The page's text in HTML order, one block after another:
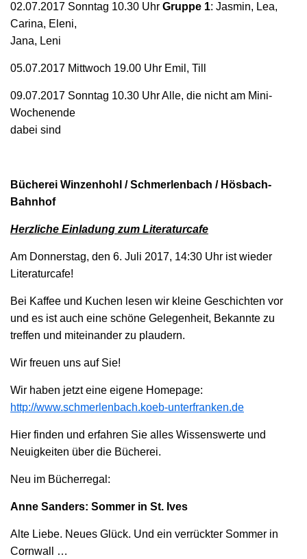
02.07.2017 Sonntag 10.30 Uhr Gruppe 1: Jasmin, Lea,
Carina, Eleni,
Jana, Leni
05.07.2017 Mittwoch 19.00 Uhr Emil, Till
09.07.2017 Sonntag 10.30 Uhr Alle, die nicht am Mini-
Wochenende
dabei sind
Bücherei Winzenhohl / Schmerlenbach / Hösbach-
Bahnhof
Herzliche Einladung zum Literaturcafe
Am Donnerstag, den 6. Juli 2017, 14:30 Uhr ist wieder
Literaturcafe!
Bei Kaffee und Kuchen lesen wir kleine Geschichten vor
und es ist auch eine schöne Gelegenheit, Bekannte zu
treffen und miteinander zu plaudern. ​
Wir freuen uns auf Sie!
Wir haben jetzt eine eigene Homepage:
http://www.schmerlenbach.koeb-unterfranken.de
Hier finden und erfahren Sie alles Wissenswerte und
Neuigkeiten über die Bücherei.
Neu im Bücherregal:
Anne Sanders: Sommer in St. Ives
Alte Liebe. Neues Glück. Und ein verrückter Sommer in
Cornwall …